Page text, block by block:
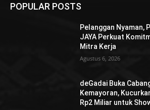
POPULAR POSTS
Pelanggan Nyaman,
JAYA Perkuat
Mitra Kerja
Agustus 6, 2026
deGadai Buka
Kemayoran,
Rp2 Miliar untuk